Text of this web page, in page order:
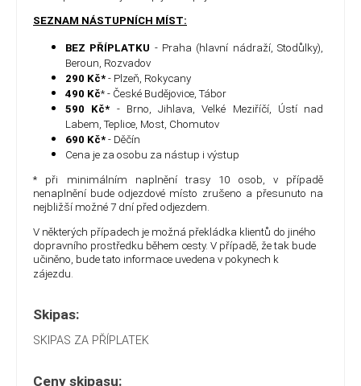
SEZNAM NÁSTUPNÍCH MÍST:
BEZ PŘÍPLATKU - Praha (hlavní nádraží, Stodůlky),
Beroun, Rozvadov
290 Kč* - Plzeň, Rokycany
490 Kč* - České Budějovice, Tábor
590 Kč* - Brno, Jihlava, Velké Meziříčí, Ústí nad
Labem, Teplice, Most, Chomutov
690 Kč* - Děčín
Cena je za osobu za nástup i výstup
* při minimálním naplnění trasy 10 osob, v případě
nenaplnění bude odjezdové místo zrušeno a přesunuto na
nejbližší možné 7 dní před odjezdem.
V některých případech je možná překládka klientů do jiného
dopravního prostředku během cesty. V případě, že tak bude
učiněno, bude tato informace uvedena v pokynech k
zájezdu.
Skipas:
SKIPAS ZA PŘÍPLATEK
Ceny skipasu: